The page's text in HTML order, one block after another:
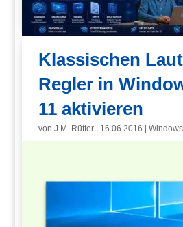
Klassischen
Regler in
11 aktivieren
vonJ.M. Rütter 16.06.2016 |Windows